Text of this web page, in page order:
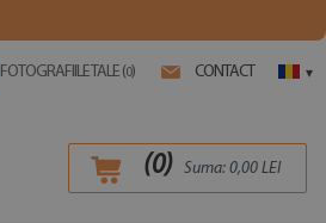
FOTOGRAFIILE TALE (0) CONTACT ▾
(0) Suma: 0,00LEI